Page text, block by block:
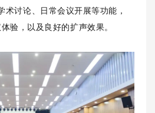
术讨论、日常会议开展等功能，
验，以及良好的扩声效果。